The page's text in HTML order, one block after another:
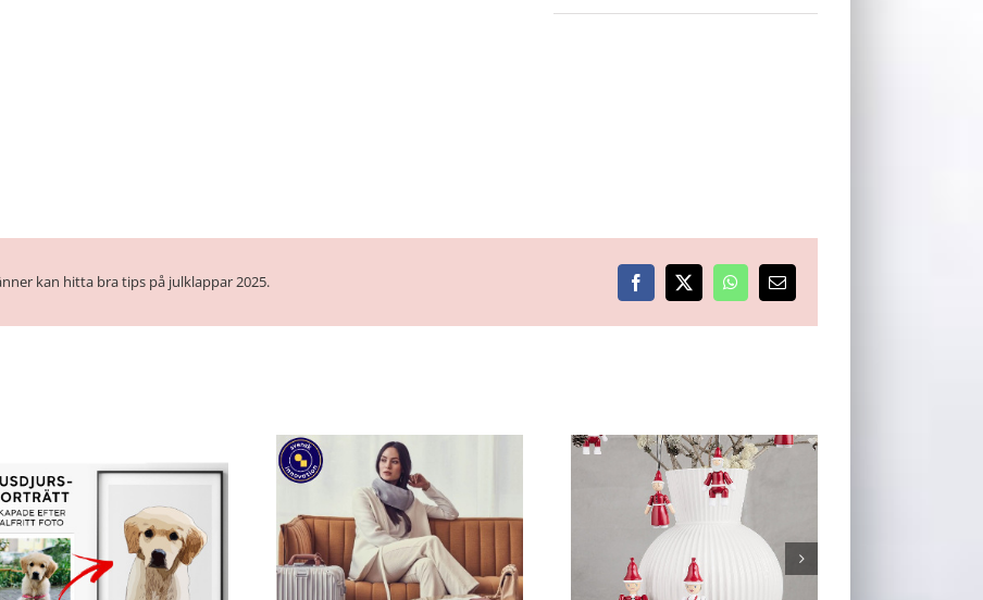
kan hitta bra tips på julklappar 2025. Facebook
X WhatsApp
E-
post